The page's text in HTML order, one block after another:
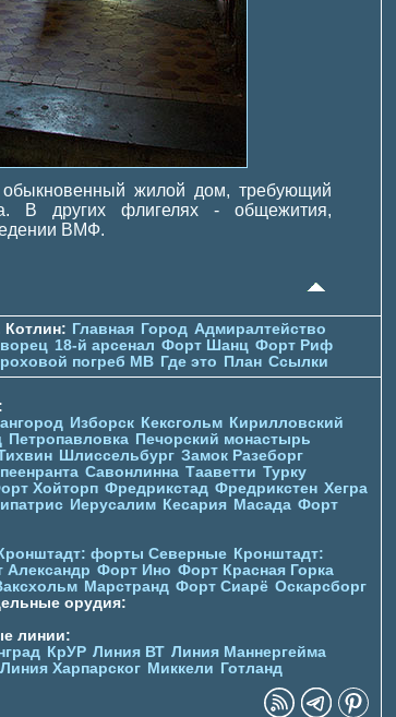
жилой дом, требующий
В других флигелях - общежития,
ВМФ.
Котлин: Главная Город Адмиралтейство
18-й арсенал Форт Шанц Форт Риф
погреб МВ Где это План Ссылки
Изборск Кексгольм Кирилловский
Петропавловка Печорcкий монастырь
Шлиссельбург Замок Разеборг
Савонлинна Тааветти Турку
Хойторп Фредрикстад Фредрикстен Хегра
Иерусалим Кесария Масада Форт
Кронштадт: форты Северные Кронштадт:
Александр Форт Ино Форт Красная Горка
Марстранд Форт Сиарё Оскарсборг
орудия:
линии:
КрУР Линия ВТ Линия Маннергейма
Линия Харпарског Миккели
Готланд